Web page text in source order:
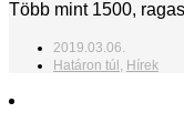
Több mint 1500,
2019.03.06.
Határon túl Hírek